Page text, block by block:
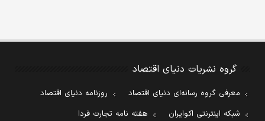
گروه نشریات دنیای اقتصاد
معرفی گروه رسانه‌ای دنیای اقتصاد
روزنامه دنیای اقتصاد
شبکه اینترنتی اکوایران
هفته نامه تجارت فردا